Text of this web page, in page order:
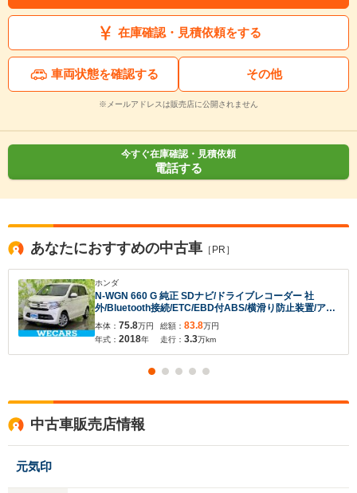
在庫確認・見積依頼をする
車両状態を確認する その他
※メールアドレスは販売店に公開されません
今すぐ在庫確認・見積依頼
電話する
あなたにおすすめの中古車 ［PR］
ホンダ
N-WGN 660 G 純正 SDナビ/ドライブレコーダー 社
外/Bluetooth接続/ETC/EBD付ABS/横滑り防止装置/アイ
ドリングストップ/ワンセグTV/エアバッグ 運転席/エアバ
ッグ 助手席
本体： 75.8万円
年式： 2018年
総額： 83.8万円
走行： 3.3万km
中古車販売店情報
元気印